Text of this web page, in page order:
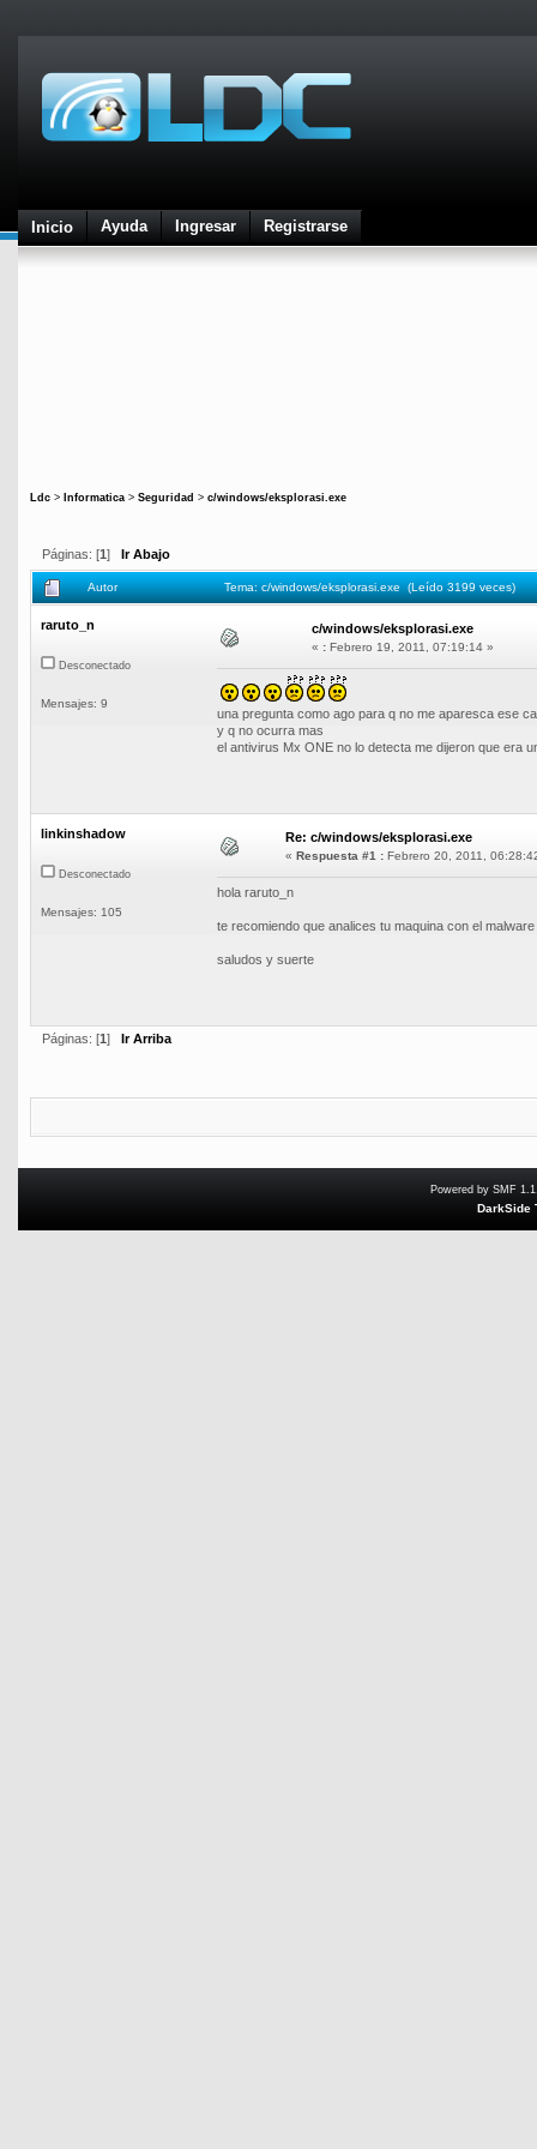
Inicio Ayuda Ingresar Registrarse
Ldc > Informatica > Seguridad > c/windows/eksplorasi.exe
Páginas: [1 ] Ir Abajo
Autor Tema: c/windows/eksplorasi.exe (Leído 3199 veces)
raruto_n
Desconectado
Mensajes: 9
c/windows/eksplorasi.exe
« : Febrero 19, 2011, 07:19:14 »
una pregunta como ago para q no me aparesca ese
y q no ocurra mas
el antivirus Mx ONE no lo detecta me dijeron que era
linkinshadow
Desconectado
Mensajes: 105
Re: c/windows/eksplorasi.exe
« Respuesta #1 : Febrero 20, 2011,
hola raruto_n
te recomiendo que analices tu maquina con el
saludos y suerte
Páginas: [1 ] Ir Arriba
Powered by SMF
DarkSide